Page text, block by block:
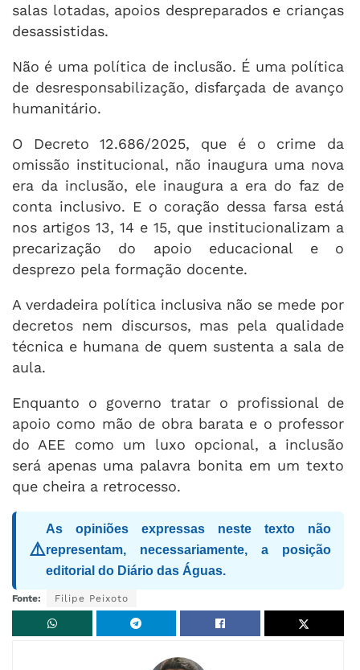
salas lotadas, apoios despreparados e crianças
desassistidas.
Não é uma política de inclusão. É uma política
de desresponsabilização, disfarçada de avanço
humanitário.
O Decreto 12.686/2025, que é o crime da
omissão institucional, não inaugura uma nova
era da inclusão, ele inaugura a era do faz de
conta inclusivo. E o coração dessa farsa está
nos artigos 13, 14 e 15, que institucionalizam a
precarização do apoio educacional e o
desprezo pela formação docente.
A verdadeira política inclusiva não se mede por
decretos nem discursos, mas pela qualidade
técnica e humana de quem sustenta a sala de
aula.
Enquanto o governo tratar o profissional de
apoio como mão de obra barata e o professor
do AEE como um luxo opcional, a inclusão
será apenas uma palavra bonita em um texto
que cheira a retrocesso.
⚠️
As opiniões expressas neste texto não
representam, necessariamente, a posição
editorial do Diário das Águas.
Fonte: Filipe Peixoto